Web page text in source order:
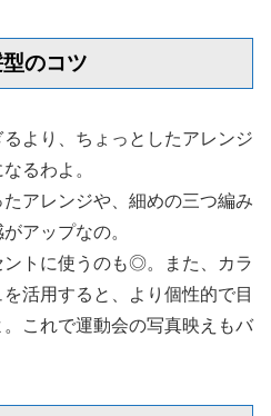
のコツ
より、ちょっとしたアレンジ
るわよ。
アレンジや、細めの三つ編み
アップなの。
ントに使うのも◎。また、カラ
活用すると、より個性的で目
これで運動会の写真映えもバ